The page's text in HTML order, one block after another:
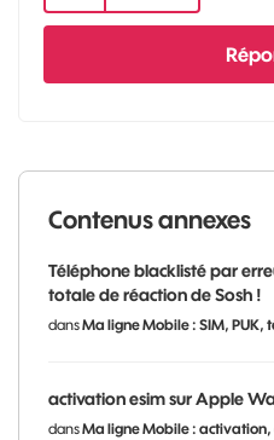
Contenus annexes
Téléphone blacklisté par
totale de réaction de Sosh !
dansMa ligne Mobile : SIM, PUK,
activation esim sur Apple
dansMa ligne Mobile :